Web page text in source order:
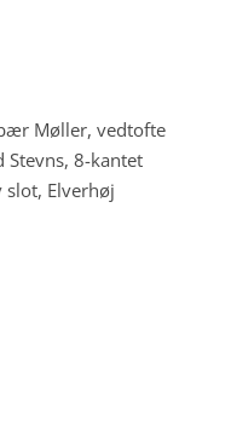
Møller, vedtofte
Stevns, 8-kantet
slot, Elverhøj